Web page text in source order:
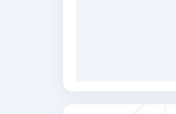
Jika f(x)